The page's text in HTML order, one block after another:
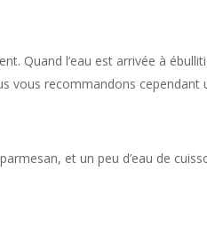
Quand l’eau est arrivée à
vous recommandons
et un peu d’eau de